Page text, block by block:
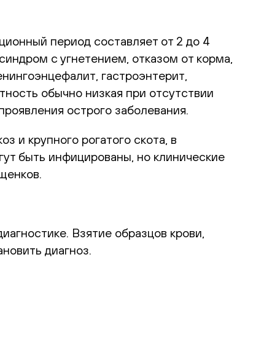
период составляет от 2 до 4
с угнетением, отказом от корма,
гастроэнтерит,
обычно низкая при отсутствии
острого заболевания.
и крупного рогатого скота, в
быть инфицированы, но клинические
Взятие образцов крови,
диагноз.